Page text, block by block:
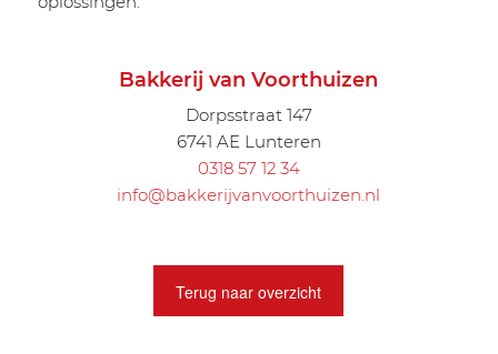
Bakkerij van Voorthuizen
Dorpsstraat 147
6741 AE Lunteren
0318 57 12 34
info@bakkerijvanvoorthuizen.nl
Terug naar overzicht